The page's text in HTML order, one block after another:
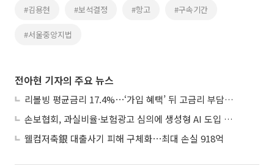
#김용현 #보석결정 #항고 #구속기간
#서울중앙지법
전아현 기자의 주요 뉴스
리볼빙 평균금리 17.4%⋯‘가입 혜택’ 뒤 고금리 부담 주의
손보협회, 과실비율·보험광고 심의에 생성형 AI 도입 추진
웰컴저축銀 대출사기 피해 구체화⋯최대 손실 918억